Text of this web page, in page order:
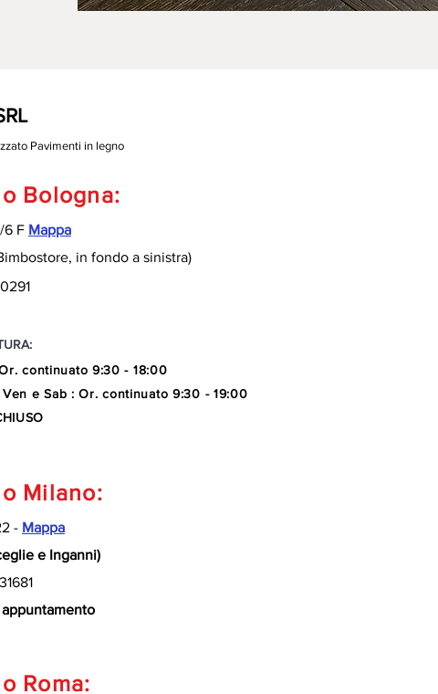
Pavimenti in legno
Bologna:
6 F Mappa
in fondo a sinistra)
continuato 9:30 - 18:00
e Sab : Or. continuato 9:30 - 19:00
Milano:
- Mappa
e Inganni)
Roma: